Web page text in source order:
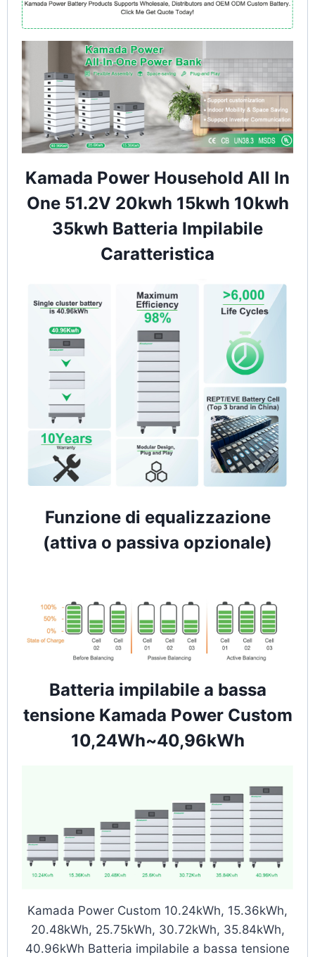
Kamada Power Household All In
One 51.2V 20kwh 15kwh 10kwh
35kwh Batteria Impilabile
Caratteristica
Funzione di equalizzazione
(attiva o passiva opzionale)
Batteria impilabile a bassa
tensione Kamada Power Custom
10,24Wh~40,96kWh
Kamada Power Custom 10.24kWh, 15.36kWh,
20.48kWh, 25.75kWh, 30.72kWh, 35.84kWh,
40.96kWh Batteria impilabile a bassa tensione